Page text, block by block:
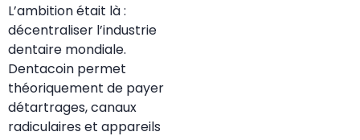
L’ambition était là :
décentraliser l’industrie
dentaire mondiale.
Dentacoin permet
théoriquement de payer
détartrages, canaux
radiculaires et appareils